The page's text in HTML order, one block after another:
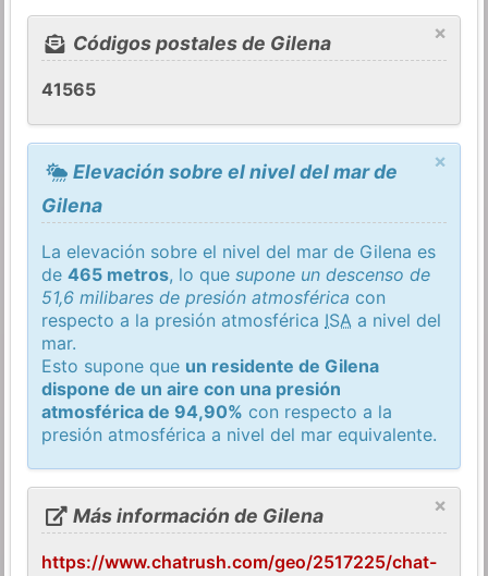
×
Códigos postales de Gilena
41565
×
Elevación sobre el nivel del mar de
Gilena
La elevación sobre el nivel del mar de Gilena es
de465 metros, lo quesupone un descenso de
51,6 milibares de presión atmosférica con
respecto a la presión atmosférica ISA a nivel del
mar.
Esto supone que un residente de Gilena
dispone de un aire con una presión
atmosférica de 94,90% con respecto a la
presión atmosférica a nivel del mar equivalente.
×
Más información de Gilena
https://www.chatrush.com/geo/2517225/chat-